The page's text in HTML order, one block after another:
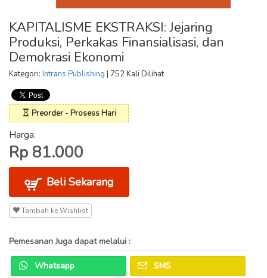
KAPITALISME EKSTRAKSI: Jejaring
Produksi, Perkakas Finansialisasi, dan
Demokrasi Ekonomi
Kategori: Intrans Publishing | 752 Kali Dilihat
Preorder - Prosess Hari
Harga:
Rp 81.000
Beli Sekarang
Tambah ke Wishlist
Pemesanan Juga dapat melalui :
Whatsapp SMS